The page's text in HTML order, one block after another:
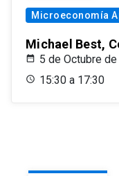
Microeconomía
Michael Best,
5 de Octubre
15:30 a 17:30